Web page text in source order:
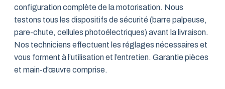
configuration complète de la motorisation. Nous
testons tous les dispositifs de sécurité (barre palpeuse,
pare-chute, cellules photoélectriques) avant la livraison.
Nos techniciens effectuent les réglages nécessaires et
vous forment à l’utilisation et l’entretien. Garantie pièces
et main-d’œuvre comprise.